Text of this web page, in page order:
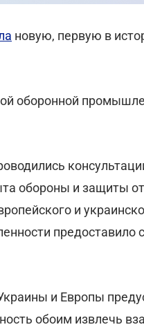
новую, первую в
оборонной
обороны и защиты
и
и Европы
обоим извлечь